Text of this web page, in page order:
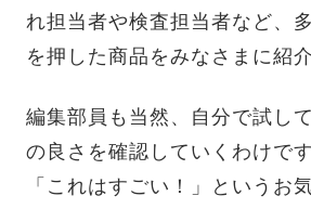
れ担当者や検査担当者など、
を押した商品をみなさまに紹
編集部員も当然、自分で試し
の良さを確認していくわけで
「これはすごい！」というお